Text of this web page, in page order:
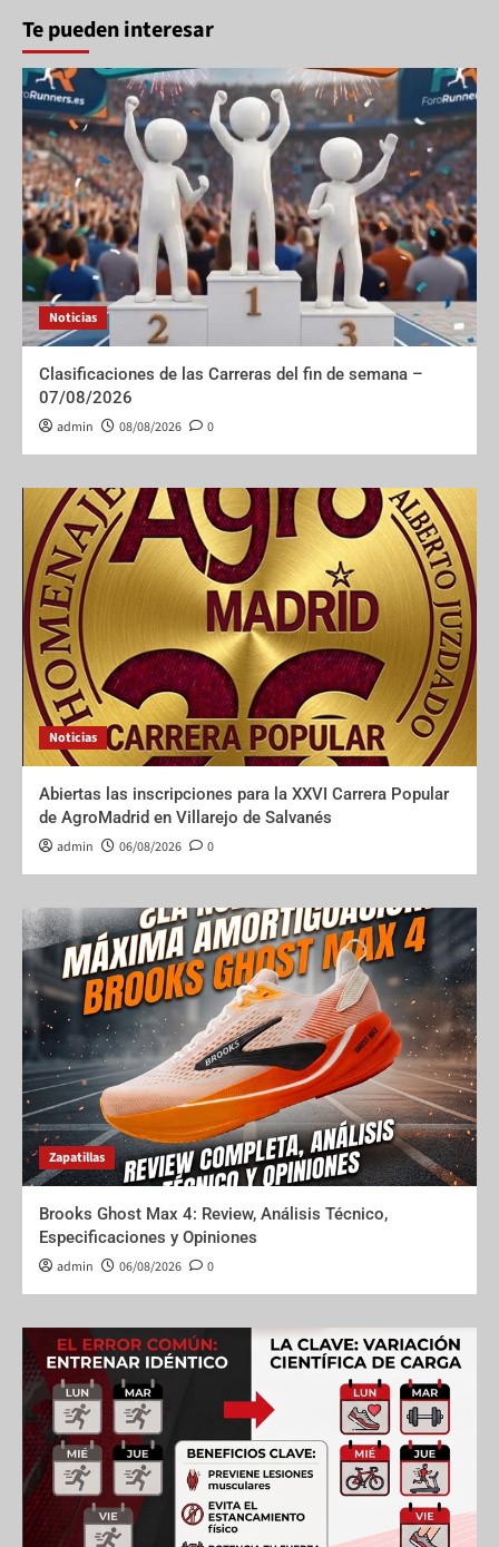
Te pueden interesar
Noticias
Clasificaciones de las Carreras del fin de semana –
07/08/2026
admin 08/08/2026 0
Noticias
Abiertas las inscripciones para la XXVI Carrera Popular
de AgroMadrid en Villarejo de Salvanés
admin 06/08/2026 0
Zapatillas
Brooks Ghost Max 4: Review, Análisis Técnico,
Especificaciones y Opiniones
admin 06/08/2026 0